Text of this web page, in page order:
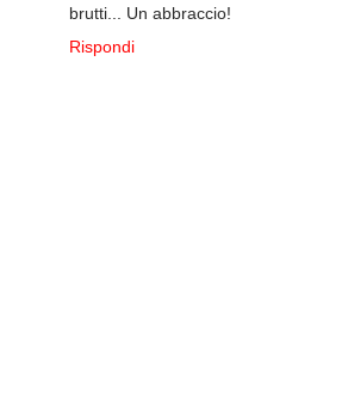
brutti... Un abbraccio!
Rispondi